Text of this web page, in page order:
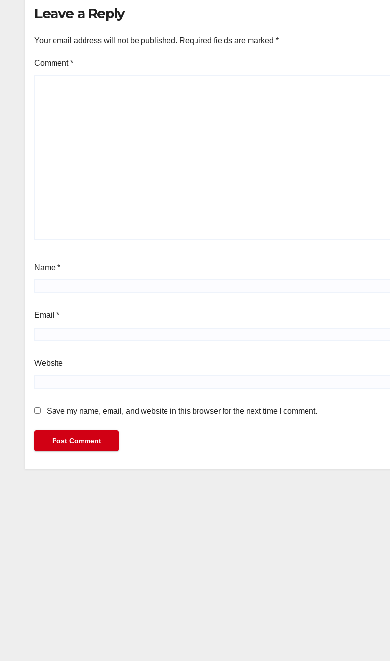
Leave a Reply
Your email address will not be published. Required fields are marked *
Comment*
Name *
Email *
Website
Save my name, email, and website in this browser for the next time I comment.